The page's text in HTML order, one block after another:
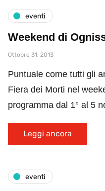
eventi
Weekend di
Ottobre 31, 2013
Puntuale come tutti gli
Fiera dei Morti nel
programma dal 1° al 5
Leggi ancora
eventi